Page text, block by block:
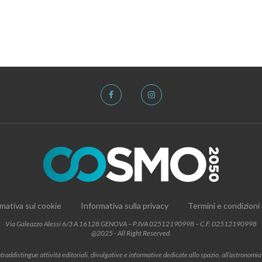
sui cookie Informativa sulla privacy Termini e condizioni
Via Galeazzo Alessi 6/3 A 16128 GENOVA – P.IVA 02512190998 – C.F. 02512190998
@2025 - All Right Reserved.
attività editoriali, divulgative e informative dedicate allo spazio,